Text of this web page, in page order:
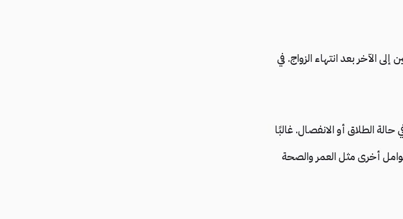
الآخر بعد انتهاء الزواج. في
الطلاق أو الانفصال. غالبًا
أخرى مثل العمر والصحة